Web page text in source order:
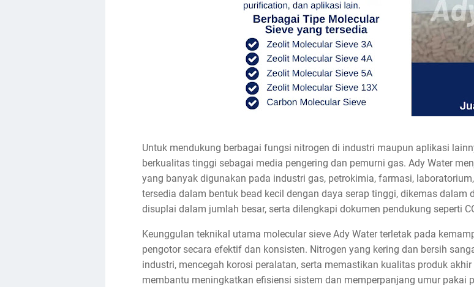
Untuk mendukung berbagai fungsi nitrogen di industri maupun aplikasi
berkualitas tinggi sebagai media pengering dan pemurni gas. Ady Water
yang banyak digunakan pada industri gas, petrokimia, farmasi,
tersedia dalam bentuk bead kecil dengan daya serap tinggi, dikemas dalam
disuplai dalam jumlah besar, serta dilengkapi dokumen pendukung seperti
Keunggulan teknikal utama molecular sieve Ady Water terletak pada
pengotor secara efektif dan konsisten. Nitrogen yang kering dan bersih
industri, mencegah korosi peralatan, serta memastikan kualitas produk
membantu meningkatkan efisiensi sistem dan memperpanjang umur pakai